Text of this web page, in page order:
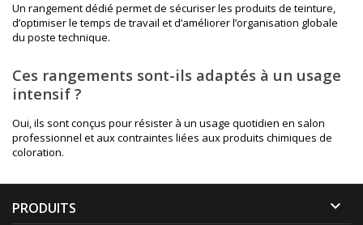
Un rangement dédié permet de sécuriser les produits de teinture,
d’optimiser le temps de travail et d’améliorer l’organisation globale
du poste technique.
Ces rangements sont-ils adaptés à un usage
intensif ?
Oui, ils sont conçus pour résister à un usage quotidien en salon
professionnel et aux contraintes liées aux produits chimiques de
coloration.
PRODUITS 